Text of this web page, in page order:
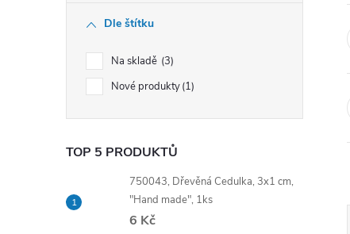
n
í
p
Dle štítku
Na skladě 3
Nové produkty 1
TOP 5 PRODUKTŮ
750043, Dřevěná Cedulka, 3x1 cm,
"Hand made", 1ks
6 Kč